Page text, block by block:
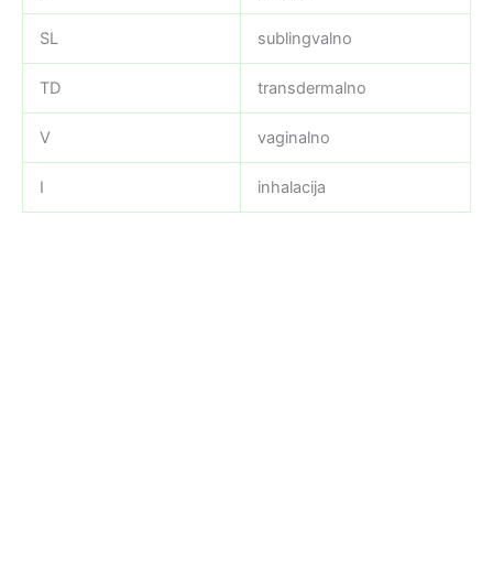
SL sublingvalno
TD transdermalno
V vaginalno
I inhalacija